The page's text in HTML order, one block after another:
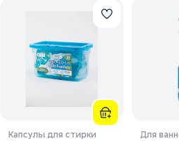
Капсулы для стирки Для